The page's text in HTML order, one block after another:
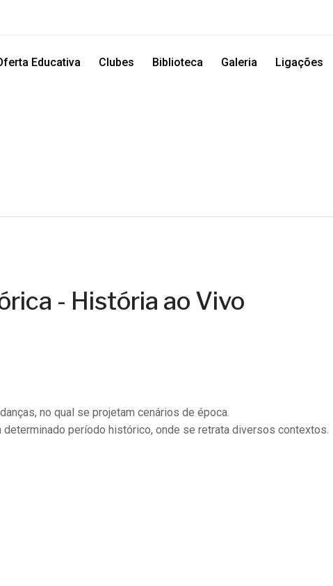
Educativa Clubes Biblioteca Galeria Ligações
- História ao Vivo
no qual se projetam cenários de época.
período histórico, onde se retrata diversos contextos.